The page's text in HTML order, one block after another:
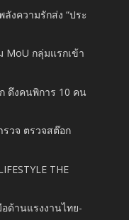
ลังความรักส่ง “ประ
MoU กลุ่มแรกเข้า
ดึงคนพิการ 10 คน
วจ ตรวจสต๊อก
THE
ด้านแรงงานไทย-